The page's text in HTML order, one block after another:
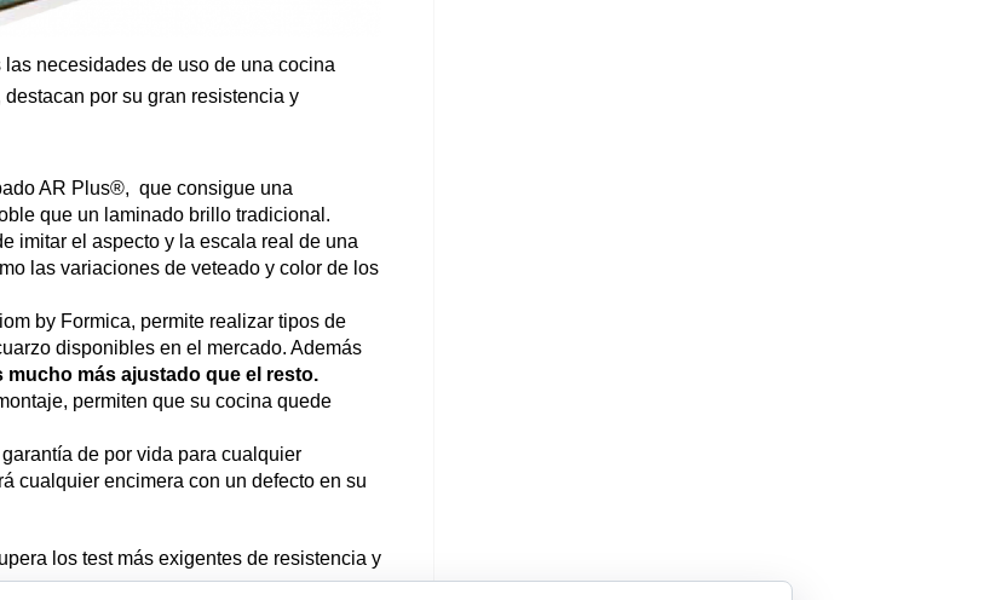
necesidades de uso de una cocina
por su gran resistencia y
AR Plus®, que consigue una
que un laminado brillo tradicional.
imitar el aspecto y la escala real de una
las variaciones de veteado y color de los
by Formica, permite realizar tipos de
disponibles en el mercado. Además
mucho más ajustado que el resto.
permiten que su cocina quede
de por vida para cualquier
cualquier encimera con un defecto en su
los test más exigentes de resistencia y